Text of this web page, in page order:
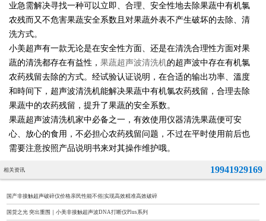
业急需解决寻找一种可以立即、合理、安全性地去除果蔬中有机氯
农残而又不危害果蔬安全系数且对果蔬外表不产生破坏的去除、清
洗方式。
小美超声有一款无论是在安全性方面、还是在清洗合理性方面对果
蔬的清洗都存在有益性， 果蔬超声波清洗机的超声波中存在有机氯
农药残留去除的方式。经试验认证说明，在合适的输出功率、溫度
和時间下，超声波清洗机能解决果蔬中有机氯农药残留，合理去除
果蔬中的农药残留，提升了果蔬的安全系数。
果蔬超声波清洗机家中必备之一，有效使用仪器清洗果蔬便可安
心、放心的食用，不必担心农药残留问题，不过在平时使用前后也
需要注意按照产品说明书来对其操作维护哦。
相关资讯 19941929169
国产非接触超声破碎仪价格亲民性能不俗|实现高效精准高效破碎
国货之光 突出重围｜小美非接触超声波DNA打断仪Plus系列